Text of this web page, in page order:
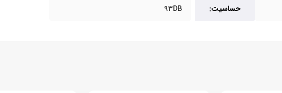
حساسیت: 93DB